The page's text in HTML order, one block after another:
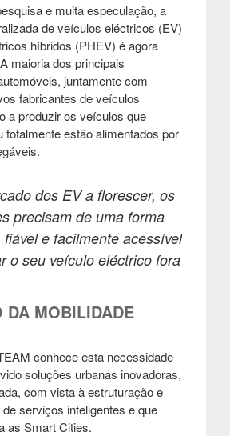
e muita especulação, a
de veículos eléctricos (EV)
híbridos (PHEV) é agora
maioria dos principais
juntamente com
fabricantes de veículos
a produzir os veículos que
totalmente estão alimentados por
dos EV a florescer, os
precisam de uma forma
e facilmente acessível
o seu veículo eléctrico fora
DA MOBILIDADE
conhece esta necessidade
soluções urbanas inovadoras,
com vista à estruturação e
serviços inteligentes e que
as Smart Cities.